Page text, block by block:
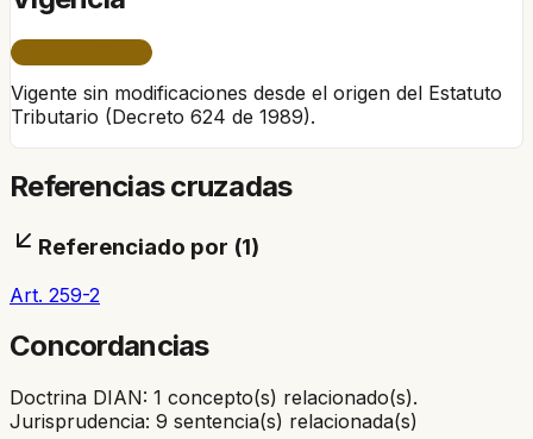
Vigente sin modificaciones desde el origen del Estatuto
Tributario (Decreto 624 de 1989).
Referencias cruzadas
Referenciado por (1)
Art. 259-2
Concordancias
Doctrina DIAN: 1 concepto(s) relacionado(s).
Jurisprudencia: 9 sentencia(s) relacionada(s)